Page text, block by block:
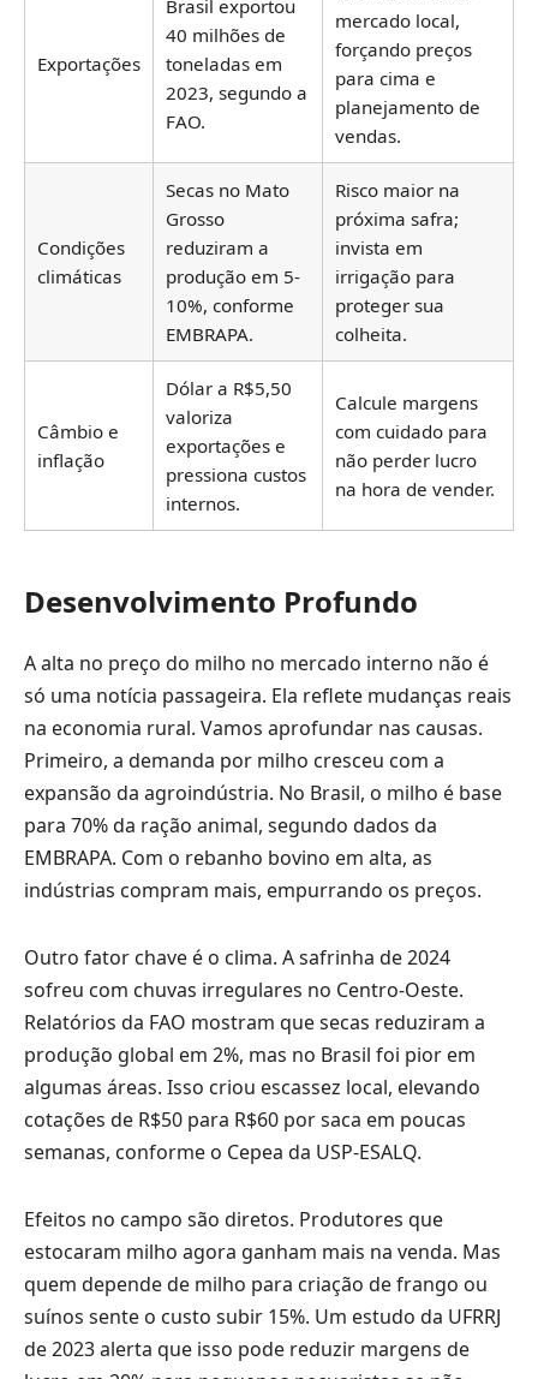
Exportações
Brasil exportou
40 milhões de
toneladas em
2023, segundo a
FAO.
mercado local,
forçando preços
para cima e
planejamento de
vendas.
Condições
climáticas
Secas no Mato
Grosso
reduziram a
produção em 5-
10%, conforme
EMBRAPA.
Risco maior na
próxima safra;
invista em
irrigação para
proteger sua
colheita.
Câmbio e
inflação
Dólar a R$5,50
valoriza
exportações e
pressiona custos
internos.
Calcule margens
com cuidado para
não perder lucro
na hora de vender.
Desenvolvimento Profundo
A alta no preço do milho no mercado interno não é
só uma notícia passageira. Ela reflete mudanças reais
na economia rural. Vamos aprofundar nas causas.
Primeiro, a demanda por milho cresceu com a
expansão da agroindústria. No Brasil, o milho é base
para 70% da ração animal, segundo dados da
EMBRAPA. Com o rebanho bovino em alta, as
indústrias compram mais, empurrando os preços.
Outro fator chave é o clima. A safrinha de 2024
sofreu com chuvas irregulares no Centro-Oeste.
Relatórios da FAO mostram que secas reduziram a
produção global em 2%, mas no Brasil foi pior em
algumas áreas. Isso criou escassez local, elevando
cotações de R$50 para R$60 por saca em poucas
semanas, conforme o Cepea da USP-ESALQ.
Efeitos no campo são diretos. Produtores que
estocaram milho agora ganham mais na venda. Mas
quem depende de milho para criação de frango ou
suínos sente o custo subir 15%. Um estudo da UFRRJ
de 2023 alerta que isso pode reduzir margens de